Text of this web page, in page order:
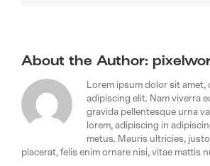
About the Author:
Lorem ipsum dolor sit
adipiscing elit. Nam viverra
gravida pellentesque urna
lorem, adipiscing in
metus. Mauris ultricies,
placerat, felis enim ornare nisi, vitae mattis